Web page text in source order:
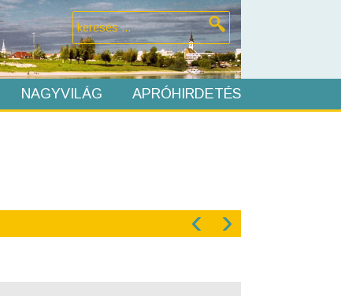
NAGYVILÁG APRÓHIRDETÉS
‹ ›